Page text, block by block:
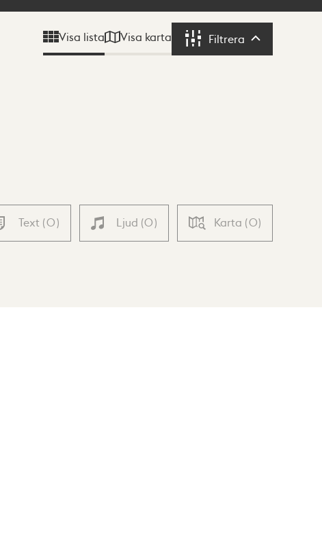
Visa lista Visa karta Filtrera Filtrera
Text (0) Ljud (0) Karta (0)